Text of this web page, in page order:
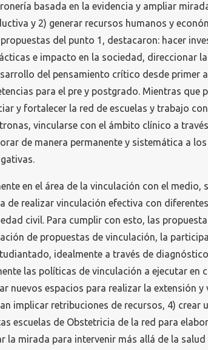
basada en la evidencia y ampliar
y 2) generar recursos humanos y
del punto 1, destacaron: hacer
e impacto en la sociedad, direccionar
del pensamiento crítico desde primer
para el pre y postgrado. Mientras que
y fortalecer la red de escuelas y trabajo
vincularse con el ámbito clínico a
de manera permanente y sistemática a
en el área de la vinculación con el
de realizar vinculación efectiva con
civil. Para cumplir con esto, las
de propuestas de vinculación, la
idealmente a través de
las políticas de vinculación a ejecutar en
nuevos espacios para realizar la extensión
implicar retribuciones de recursos, 4) crear
escuelas de Obstetricia de la red para
la mirada para intervenir más allá de la